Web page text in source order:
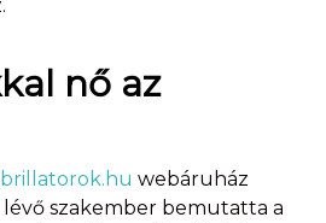
nő az
webáruház
szakember bemutatta a